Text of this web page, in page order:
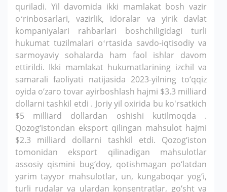
quriladi. Yil davomida ikki mamlakat bosh vazir
oʻrinbosarlari, vazirlik, idoralar va yirik davlat
kompaniyalari rahbarlari boshchiligidagi turli
hukumat tuzilmalari oʻrtasida savdo-iqtisodiy va
sarmoyaviy sohalarda ham faol ishlar davom
ettirildi. Ikki mamlakat hukumatlarining izchil va
samarali faoliyati natijasida 2023-yilning to‘qqiz
oyida o‘zaro tovar ayirboshlash hajmi $3.3 milliard
dollarni tashkil etdi . Joriy yil oxirida bu ko'rsatkich
$5 milliard dollardan oshishi kutilmoqda .
Qozog‘istondan eksport qilingan mahsulot hajmi
$2.3 milliard dollarni tashkil etdi. Qozog‘iston
tomonidan eksport qilinadigan mahsulotlar
assosiy qismini bug‘doy, qotishmagan po‘latdan
yarim tayyor mahsulotlar, un, kungaboqar yog‘i,
turli rudalar va ulardan konsentratlar, go‘sht va